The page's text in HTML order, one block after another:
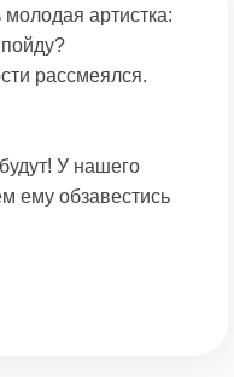
артистка:
рассмеялся.
У нашего
ему обзавестись